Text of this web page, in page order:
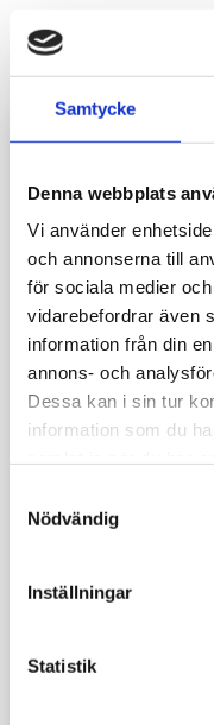
Samtycke
Denna webbplats
Vi använder
och annonserna till
för sociala medier
vidarebefordrar även
information från din
annons- och
Dessa kan i sin tur
information som du
Nödvändig
Inställningar
Statistik
RELATERADE